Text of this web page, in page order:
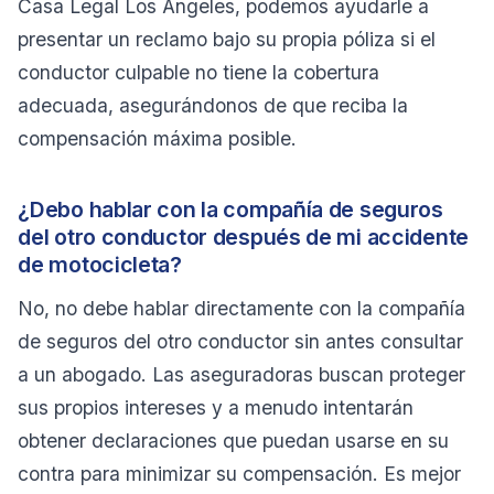
Casa Legal Los Angeles, podemos ayudarle a
presentar un reclamo bajo su propia póliza si el
conductor culpable no tiene la cobertura
adecuada, asegurándonos de que reciba la
compensación máxima posible.
¿Debo hablar con la compañía de seguros
del otro conductor después de mi accidente
de motocicleta?
No, no debe hablar directamente con la compañía
de seguros del otro conductor sin antes consultar
a un abogado. Las aseguradoras buscan proteger
sus propios intereses y a menudo intentarán
obtener declaraciones que puedan usarse en su
contra para minimizar su compensación. Es mejor